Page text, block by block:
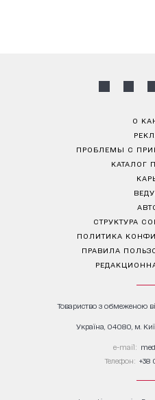
О
ПРОБЛЕМЫ С
КАТАЛОГ
СТРУКТУРА
ПОЛИТИКА
ПРАВИЛА
Товариство з обмеженою
Україна, 04080, м.
е-mail:
Телефон: +38